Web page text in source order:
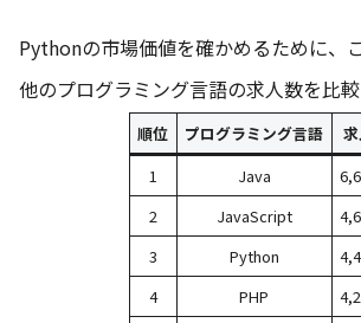
Pythonの市場価値を確かめるために、
他のプログラミング言語の求人数を比較
順位 プログラミング言語
1
Java
2
JavaScript
3
Python
4
PHP